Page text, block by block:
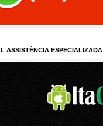
ASSISTÊNCIA ESPECIALIZADA